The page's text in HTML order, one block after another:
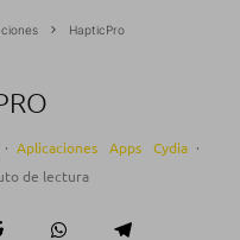
HapticPro
· Aplicaciones Apps Cydia ·
de lectura